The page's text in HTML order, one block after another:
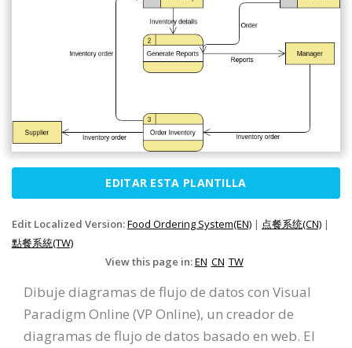
EDITAR ESTA PLANTILLA
Edit Localized Version:Food Ordering System(EN) | 点餐系统(CN) |
點餐系統(TW)
View this page in:EN CN TW
Dibuje diagramas de flujo de datos con Visual
Paradigm Online (VP Online), un creador de
diagramas de flujo de datos basado en web. El